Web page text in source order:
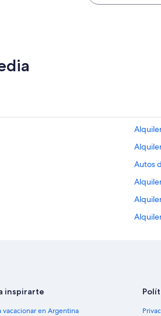
Autos
inspirarte
vacacionar en Argentina